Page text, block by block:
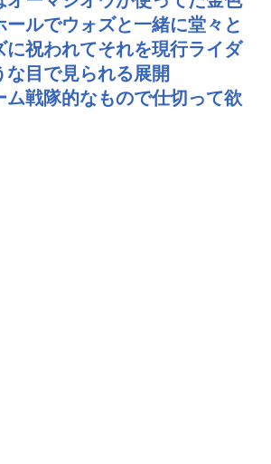
ールでウォズと一緒に堂々と
に祝われてそれを現行ライダ
な目で見られる展開
ム戦隊的なもので仕切って欲